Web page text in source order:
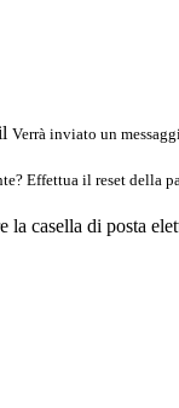
Verrà inviato un
Effettua il reset della
la casella di posta